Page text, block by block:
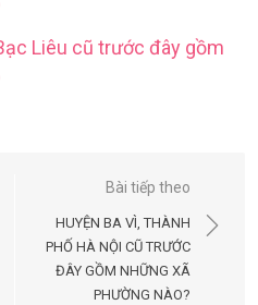
Liêu cũ trước đây gồm
Bài tiếp theo
HUYỆN BA VÌ, THÀNH
PHỐ HÀ NỘI CŨ TRƯỚC
ĐÂY GỒM NHỮNG XÃ
PHƯỜNG NÀO?